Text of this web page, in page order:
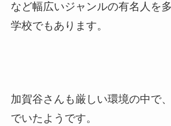
など幅広いジャンルの有名人を
学校でもあります。
加賀谷さんも厳しい環境の中で
でいたようです。